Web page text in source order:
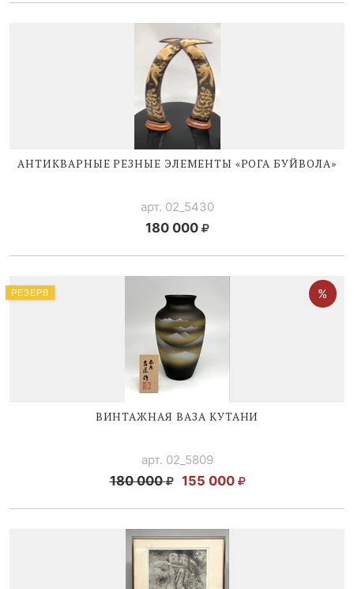
АНТИКВАРНЫЕ РЕЗНЫЕ ЭЛЕМЕНТЫ «РОГА БУЙВОЛА»
арт. 02_5430
180 000
ВИНТАЖНАЯ ВАЗА КУТАНИ
арт. 02_5809
180 000 155 000
РЕЗЕРВ